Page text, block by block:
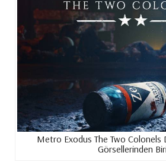
Metro Exodus The Two Colonels
Görsellerinden